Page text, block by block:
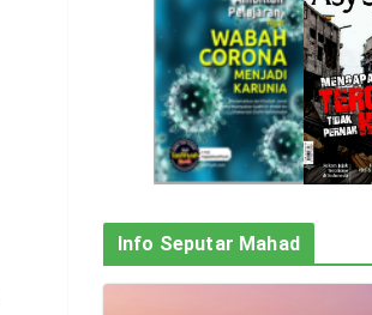
Info Seputar Mahad